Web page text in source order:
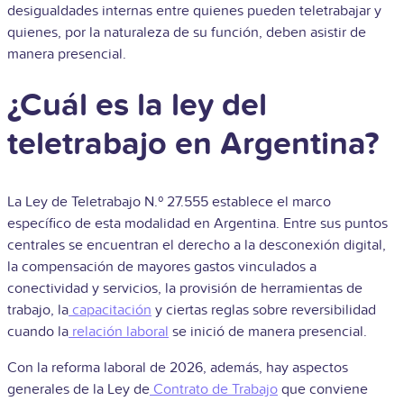
desigualdades internas entre quienes pueden teletrabajar y
quienes, por la naturaleza de su función, deben asistir de
manera presencial.
¿Cuál es la ley del
teletrabajo en Argentina?
La Ley de Teletrabajo N.º 27.555 establece el marco
específico de esta modalidad en Argentina. Entre sus puntos
centrales se encuentran el derecho a la desconexión digital,
la compensación de mayores gastos vinculados a
conectividad y servicios, la provisión de herramientas de
trabajo, la capacitación y ciertas reglas sobre reversibilidad
cuando la relación laboral se inició de manera presencial.
Con la reforma laboral de 2026, además, hay aspectos
generales de la Ley de Contrato de Trabajo que conviene